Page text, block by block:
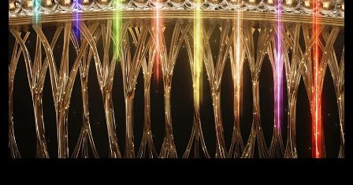
Luxemburg Förväntad leverans10/08/2026
Macao SAR Förväntad leverans12/08/2026
Malaysia Förväntad leverans 13/08/2026
Malta Förväntad leverans 10/08/2026
Mexiko Förväntad leverans14/08/2026